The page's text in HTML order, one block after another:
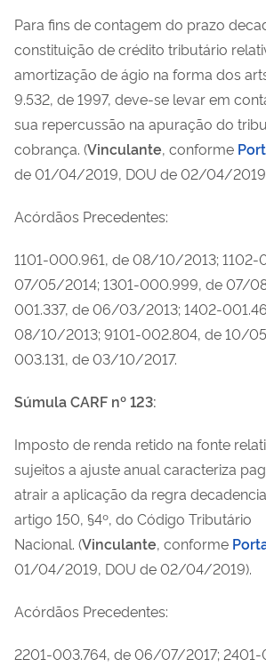
Para fins de contagem do prazo
constituição de crédito tributário
amortização de ágio na forma dos
9.532, de 1997, deve-se levar em
sua repercussão na apuração do
cobrança. (Vinculante, conforme
de 01/04/2019, DOU de 02/04/
Acórdãos Precedentes:
1101-000.961, de 08/10/2013; 1102-
07/05/2014; 1301-000.999, de 07/
001.337, de 06/03/2013; 1402-
08/10/2013; 9101-002.804, de 10/
003.131, de 03/10/2017.
Súmula CARF nº 123:
Imposto de renda retido na fonte
sujeitos a ajuste anual caracteriza
atrair a aplicação da regra
artigo 150, §4º, do Código Tributário
Nacional. (Vinculante, conforme
01/04/2019, DOU de 02/04/2019).
Acórdãos Precedentes:
2201-003.764, de 06/07/2017;